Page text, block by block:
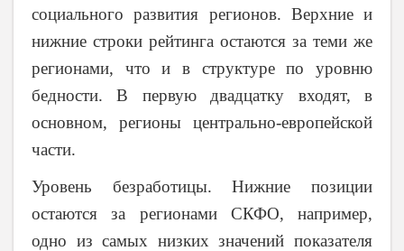
социального развития регионов. Верхние и
нижние строки рейтинга остаются за теми же
регионами, что и в структуре по уровню
бедности. В первую двадцатку входят, в
основном, регионы центрально-европейской
части.
Уровень безработицы. Нижние позиции
остаются за регионами СКФО, например,
одно из самых низких значений показателя